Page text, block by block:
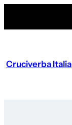
Cruciverba Italia